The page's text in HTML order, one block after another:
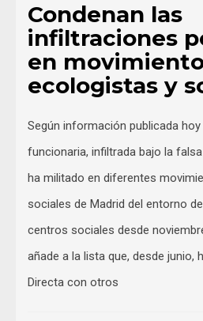
Condenan las
infiltraciones
en
ecologistas y
Según información publicada hoy
funcionaria, infiltrada bajo la falsa
ha militado en diferentes
sociales de Madrid del entorno
centros sociales desde
añade a la lista que, desde junio,
Directa con otros